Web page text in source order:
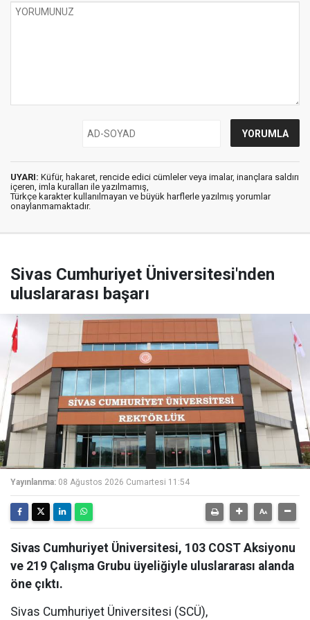
UYARI: Küfür, hakaret, rencide edici cümleler veya imalar, inançlara saldırı
içeren, imla kuralları ile yazılmamış,
Türkçe karakter kullanılmayan ve büyük harflerle yazılmış yorumlar
onaylanmamaktadır.
Sivas Cumhuriyet Üniversitesi'nden
uluslararası başarı
Yayınlanma: 08 Ağustos 2026 Cumartesi 11:54
Sivas Cumhuriyet Üniversitesi, 103 COST Aksiyonu
ve 219 Çalışma Grubu üyeliğiyle uluslararası alanda
öne çıktı.
Sivas Cumhuriyet Üniversitesi (SCÜ),